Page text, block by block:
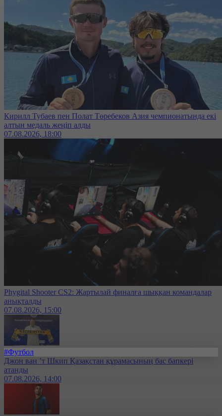
Кирилл Тубаев пен Полат Төребеков Азия чемпионатында екі
алтын медаль жеңіп алды
07.08.2026, 18:00
Phygital Shooter CS2: Жартылай финалға шыққан командалар
анықталды
07.08.2026, 15:00
#Футбол
Джон ван ’т Шкип Қазақстан құрамасының бас бапкері
атанды
07.08.2026, 14:00